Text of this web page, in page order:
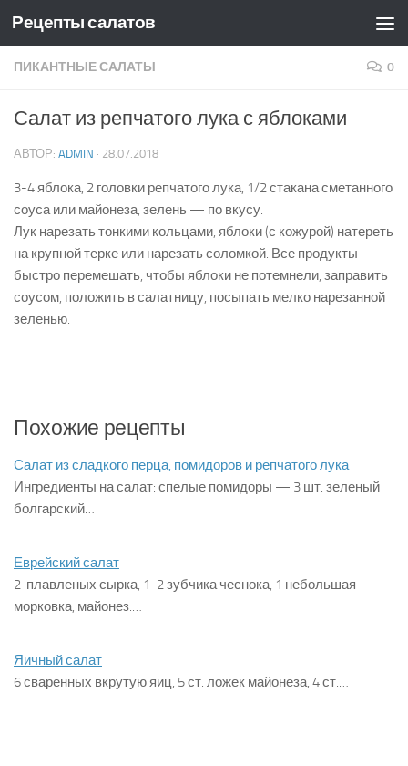
Skip to content
Рецепты салатов
ПИКАНТНЫЕ САЛАТЫ 0
Салат из репчатого лука с яблоками
АВТОР: ADMIN · 28.07.2018
3-4 яблока, 2 головки репчатого лука, 1/2 стакана сметанного
соуса или майонеза, зелень — по вкусу.
Лук нарезать тонкими кольцами, яблоки (с кожурой) натереть
на крупной терке или нарезать соломкой. Все продукты
быстро перемешать, чтобы яблоки не потемнели, заправить
соусом, положить в салатницу, посыпать мелко нарезанной
зеленью.
Похожие рецепты
Салат из сладкого перца, помидоров и репчатого лука
Ингредиенты на салат: спелые помидоры — 3 шт. зеленый
болгарский…
Еврейский салат
2 плавленых сырка, 1-2 зубчика чеснока, 1 небольшая
морковка, майонез.…
Яичный салат
6 сваренных вкрутую яиц, 5 ст. ложек майонеза, 4 ст.…